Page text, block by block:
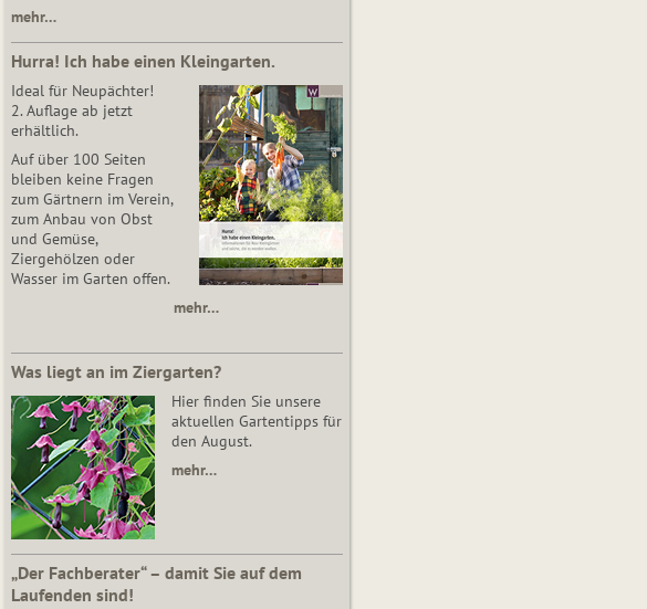
mehr…
Hurra! Ich habe einen Kleingarten.
Ideal für Neupächter!
2. Auflage ab jetzt
erhältlich.
Auf über 100 Seiten
bleiben keine Fragen
zum Gärtnern im Verein,
zum Anbau von Obst
und Gemüse,
Ziergehölzen oder
Wasser im Garten offen.
mehr…
Was liegt an im Ziergarten?
Hier finden Sie unsere
aktuellen Gartentipps für
den August.
mehr…
„Der Fachberater“ – damit Sie auf dem
Laufenden sind!